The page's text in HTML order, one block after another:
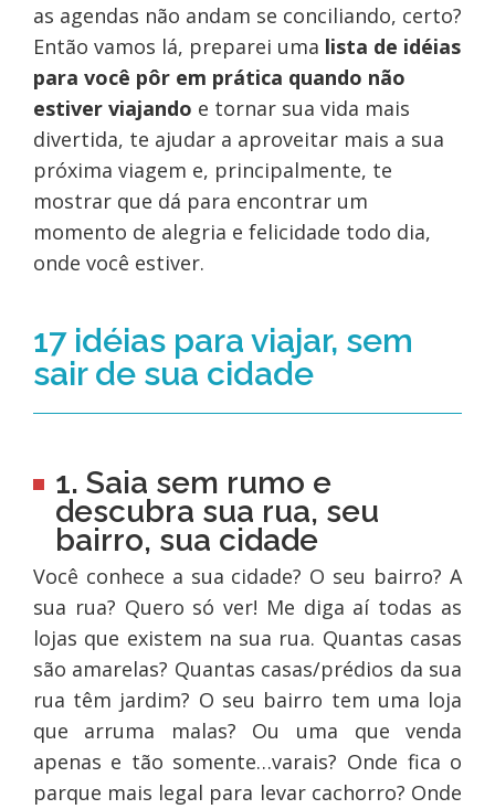
as agendas não andam se conciliando, certo?
Então vamos lá, preparei uma lista de idéias
para você pôr em prática quando não
estiver viajando e tornar sua vida mais
divertida, te ajudar a aproveitar mais a sua
próxima viagem e, principalmente, te
mostrar que dá para encontrar um
momento de alegria e felicidade todo dia,
onde você estiver.
17 idéias para viajar, sem
sair de sua cidade
1. Saia sem rumo e
descubra sua rua, seu
bairro, sua cidade
Você conhece a sua cidade? O seu bairro? A
sua rua? Quero só ver! Me diga aí todas as
lojas que existem na sua rua. Quantas casas
são amarelas? Quantas casas/prédios da sua
rua têm jardim? O seu bairro tem uma loja
que arruma malas? Ou uma que venda
apenas e tão somente…varais? Onde fica o
parque mais legal para levar cachorro? Onde